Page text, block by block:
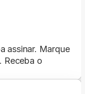
assinar. Marque
Receba o